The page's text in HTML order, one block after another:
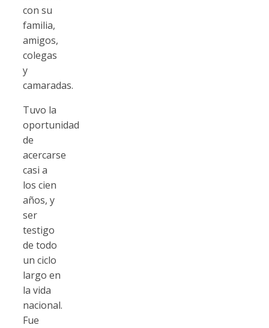
con su
familia,
amigos,
colegas
y
camaradas.
Tuvo la
oportunidad
de
acercarse
casi a
los cien
años, y
ser
testigo
de todo
un ciclo
largo en
la vida
nacional.
Fue